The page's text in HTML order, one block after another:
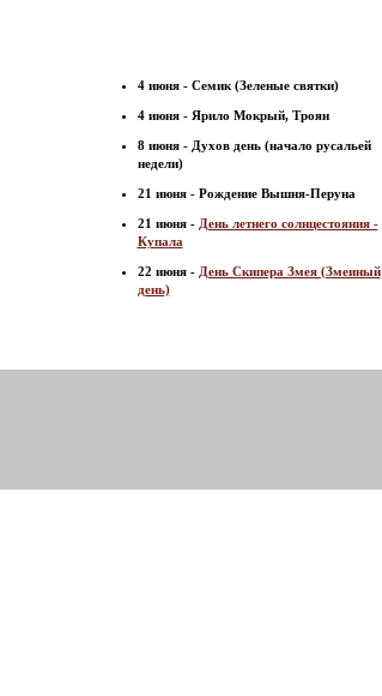
4 июня - Семик (Зеленые святки)
4 июня - Ярило Мокрый, Троян
8 июня - Духов день (начало русальей
недели)
21 июня - Рождение Вышня-Перуна
21 июня - День летнего солнцестояния -
Купала
22 июня - День Скипера Змея (Змеиный
день)